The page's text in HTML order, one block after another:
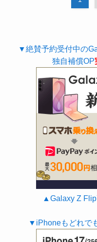
▼絶賛予約受付中の
独自補償OP
▲Galaxy Z
▼iPhoneもどれで